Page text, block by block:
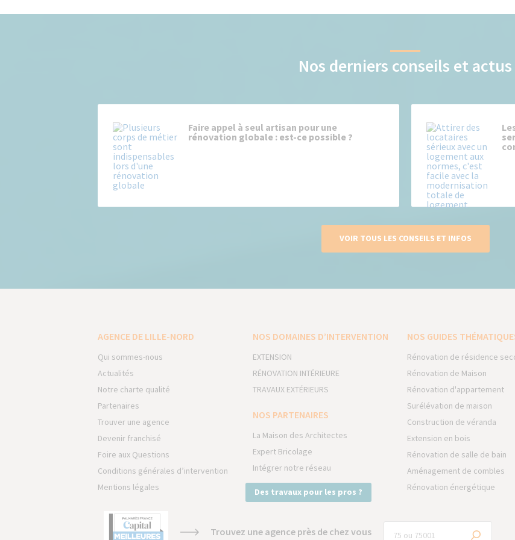
Nos derniers conseils et actus
Faire appel à seul artisan pour une
rénovation globale : est-ce possible ?
VOIR TOUS LES CONSEILS ET INFOS
AGENCE DE LILLE-NORD
Qui sommes-nous
Actualités
Notre charte qualité
Partenaires
Trouver une agence
Devenir franchisé
Foire aux Questions
Conditions générales d’intervention
Mentions légales
NOS DOMAINES D’INTERVENTION
EXTENSION
RÉNOVATION INTÉRIEURE
TRAVAUX EXTÉRIEURS
NOS PARTENAIRES
La Maison des Architectes
Expert Bricolage
Intégrer notre réseau
Des travaux pour les pros ?
NOS GUIDES
Rénovation de résidence
Rénovation de Maison
Rénovation d'appartement
Surélévation de maison
Construction de véranda
Extension en bois
Rénovation de salle de bain
Aménagement de combles
Rénovation énergétique
Trouvez une agence près de chez vous